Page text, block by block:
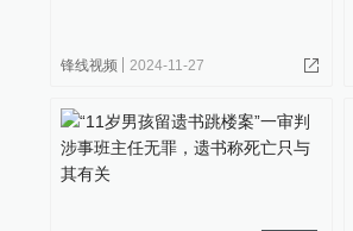
锋线视频 2024-11-27